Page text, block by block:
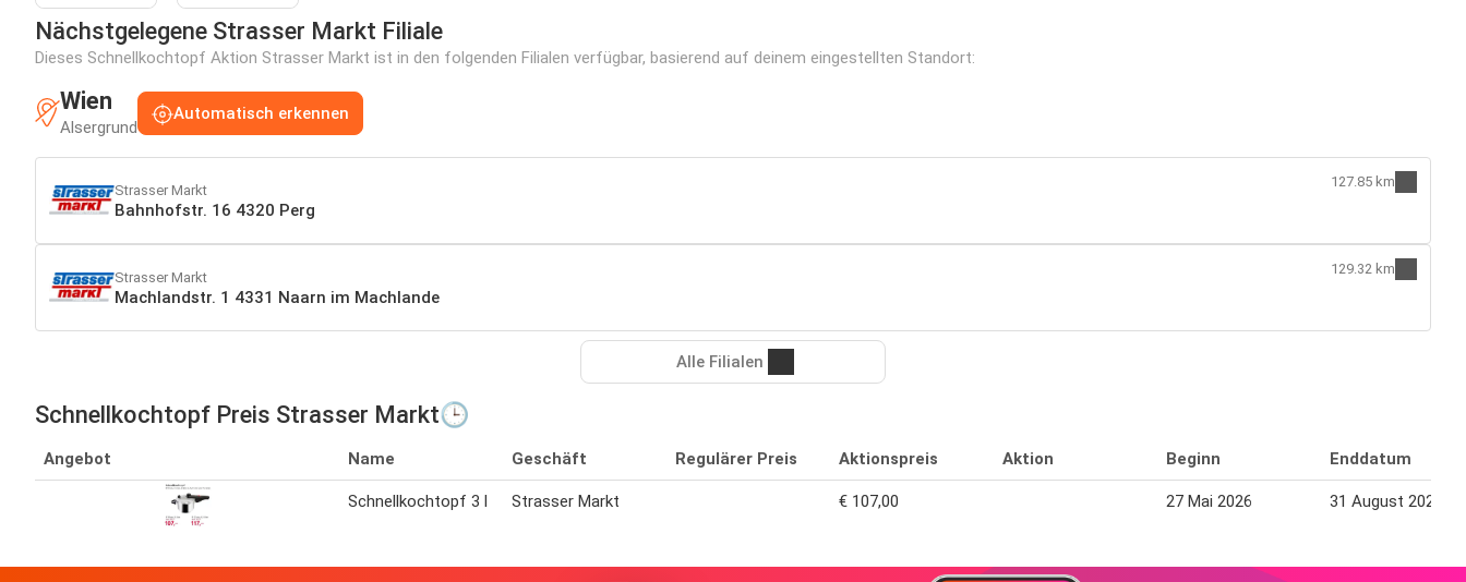
Nächstgelegene Strasser Markt Filiale
Dieses Schnellkochtopf Aktion Strasser Markt ist in den folgenden Filialen verfügbar, basierend auf deinem eingestellten Standort:
Wien
Alsergrund
Automatisch erkennen
Strasser Markt
Bahnhofstr. 16 4320 Perg
127.85 km
Strasser Markt
Machlandstr. 1 4331 Naarn im Machlande
129.32 km
Alle Filialen
Schnellkochtopf Preis Strasser Markt🕒
Angebot Name Geschäft Regulärer Preis Aktionspreis Aktion Beginn Enddatum
Schnellkochtopf 3 l Strasser Markt € 107,00 27 Mai 2026 31 August 2026